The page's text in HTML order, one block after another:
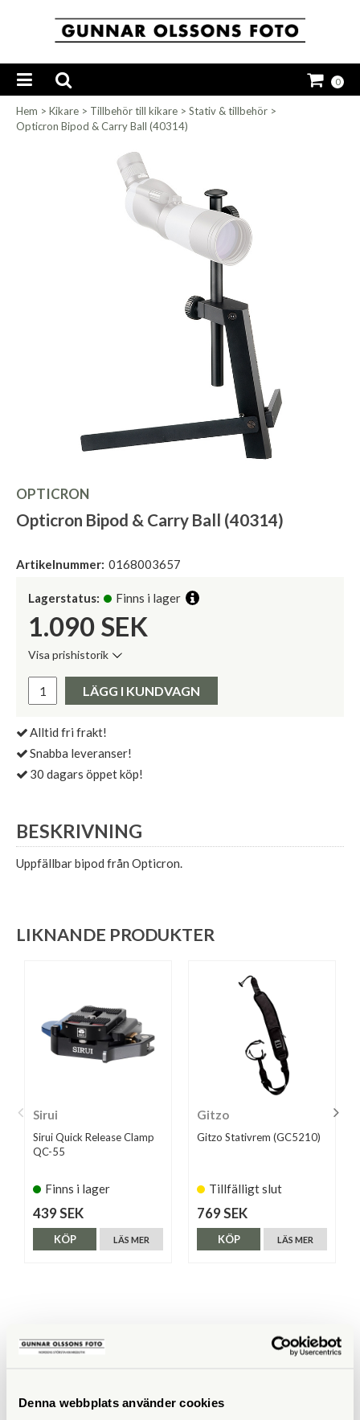
Denna webbplats använder cookies
0
Hem > Kikare > Tillbehör till kikare > Stativ & tillbehör >
Opticron Bipod & Carry Ball (40314)
OPTICRON
Opticron Bipod & Carry Ball (40314)
Artikelnummer: 0168003657
Lagerstatus: Finns i lager
1.090 SEK
Visa prishistorik
Pris:
LÄGG I KUNDVAGN
Alltid fri frakt!
Snabba leveranser!
30 dagars öppet köp!
BESKRIVNING
Uppfällbar bipod från Opticron.
LIKNANDE PRODUKTER
Sirui
Sirui Quick Release Clamp
QC-55
Finns i lager
439 SEK
LÄS MER
KÖP
Gitzo
Gitzo Stativrem (GC5210)
Tillfälligt slut
769 SEK
LÄS MER
KÖP
ANDRA KÖPTE ÄVEN